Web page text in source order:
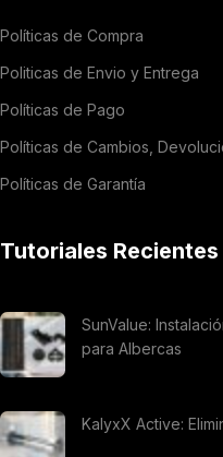
Políticas de Compra
Politicas de Envio y Entrega
Políticas de Pago
Políticas de Cambios,
Políticas de Garantía
Tutoriales Recientes
SunValue:
para Albercas
KalyxX Active: